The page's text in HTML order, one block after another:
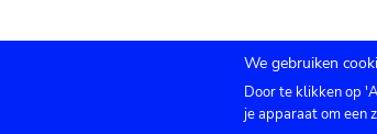
Agenda Pers
We gebruiken
Door te klikken op
je apparaat om een